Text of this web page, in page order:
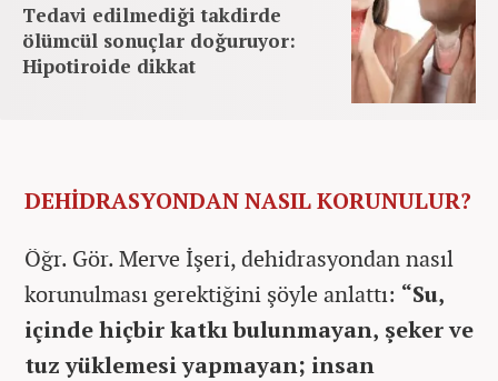
Tedavi edilmediği takdirde
ölümcül sonuçlar doğuruyor:
Hipotiroide dikkat
DEHİDRASYONDAN NASIL KORUNULUR?
Öğr. Gör. Merve İşeri, dehidrasyondan nasıl
korunulması gerektiğini şöyle anlattı: “Su,
içinde hiçbir katkı bulunmayan, şeker ve
tuz yüklemesi yapmayan; insan